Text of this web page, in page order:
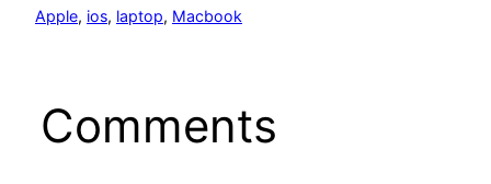
Apple, ios, laptop, Macbook
Comments